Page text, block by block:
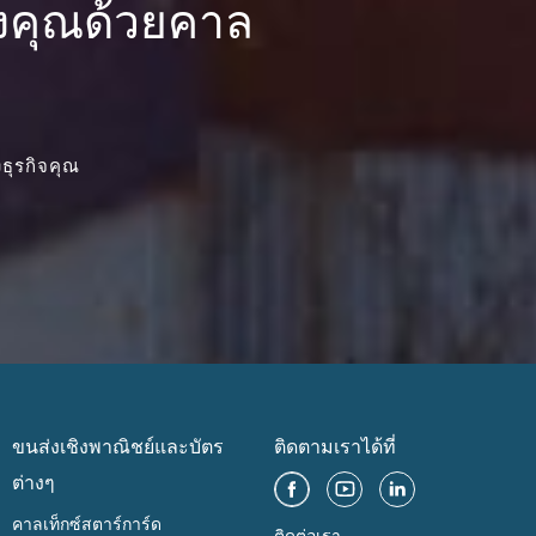
คุณด้วยคาล
ธุรกิจคุณ
ขนส่งเชิงพาณิชย์และบัตร
ต่างๆ
คาลเท็กซ์สตาร์การ์ด
ติดตามเราได้ที่